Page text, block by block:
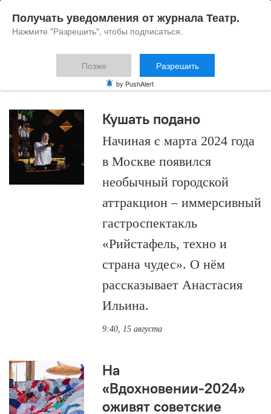
Габбилен Галычев
Кушать подано
Начиная с марта 2024 года
в Москве появился
необычный городской
аттракцион – иммерсивный
гастроспектакль
«Рийстафель, техно и
страна чудес». О нём
рассказывает Анастасия
Ильина.
9:40, 15 августа
На
«Вдохновении-2024»
оживят советские
Получать уведомления от журнала Театр.
Нажмите "Разрешить", чтобы подписаться.
Позже Разрешить
by PushAlert